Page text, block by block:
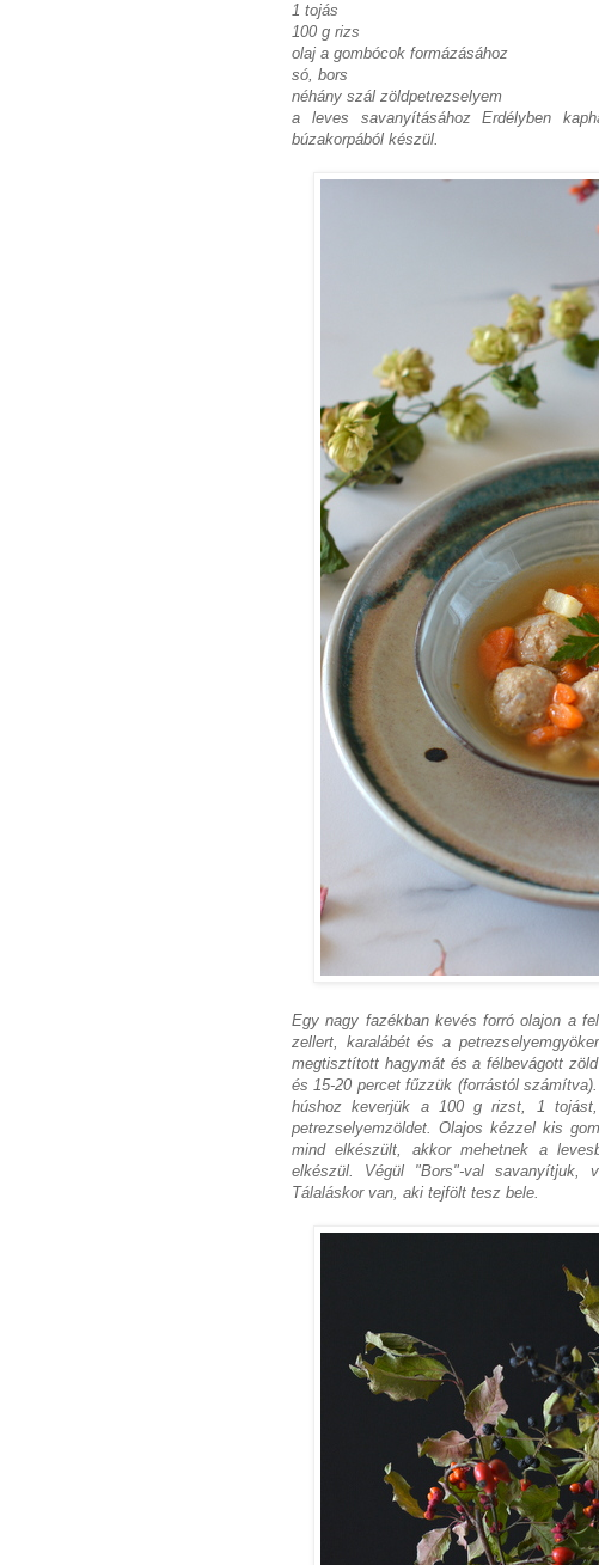
1 tojás
100 g rizs
olaj a gombócok formázásához
só, bors
néhány szál zöldpetrezselyem
a leves savanyításához Erdélyben
búzakorpából készül.
Egy nagy fazékban kevés forró olajon a
zellert, karalábét és a
megtisztított hagymát és a félbevágott
és 15-20 percet fűzzük (forrástól
húshoz keverjük a 100 g rizst, 1
petrezselyemzöldet. Olajos kézzel kis
mind elkészült, akkor mehetnek a
elkészül. Végül "Bors"-val savanyítjuk,
Tálaláskor van, aki tejfölt tesz bele.